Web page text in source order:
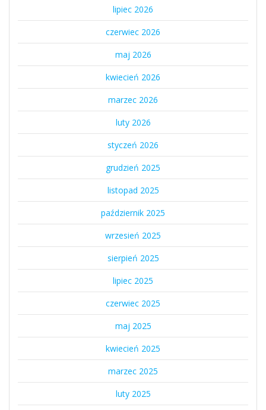
lipiec 2026
czerwiec 2026
maj 2026
kwiecień 2026
marzec 2026
luty 2026
styczeń 2026
grudzień 2025
listopad 2025
październik 2025
wrzesień 2025
sierpień 2025
lipiec 2025
czerwiec 2025
maj 2025
kwiecień 2025
marzec 2025
luty 2025